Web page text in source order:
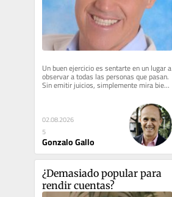
Un buen ejercicio es sentarte en un lugar a
observar a todas las personas que pasan.
Sin emitir juicios, simplemente mira bien
sus gestos, su ropa y...
02.08.2026
5
Gonzalo Gallo
¿Demasiado popular para
rendir cuentas?